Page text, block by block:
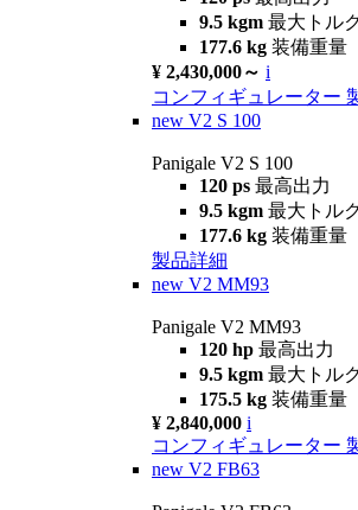
9.5 kgm 最大トル
177.6 kg 装備重量
¥ 2,430,000～ i
コンフィギュレーター
new V2 S 100
Panigale V2 S 100
120 ps 最高出力
9.5 kgm 最大トル
177.6 kg 装備重量
製品詳細
new V2 MM93
Panigale V2 MM93
120 hp 最高出力
9.5 kgm 最大トル
175.5 kg 装備重量
¥ 2,840,000 i
コンフィギュレーター
new V2 FB63